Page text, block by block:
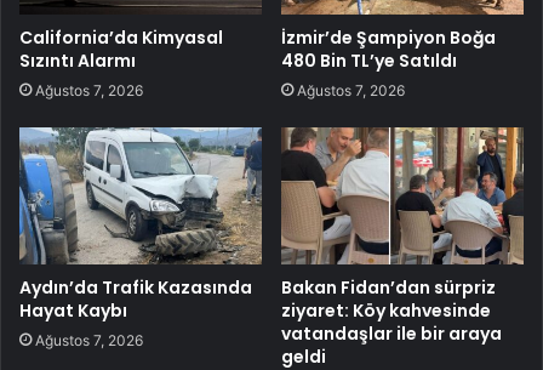
California’da Kimyasal
Sızıntı Alarmı
Ağustos 7, 2026
İzmir’de Şampiyon Boğa
480 Bin TL’ye Satıldı
Ağustos 7, 2026
Aydın’da Trafik Kazasında
Hayat Kaybı
Ağustos 7, 2026
Bakan Fidan’dan sürpriz
ziyaret: Köy kahvesinde
vatandaşlar ile bir araya
geldi